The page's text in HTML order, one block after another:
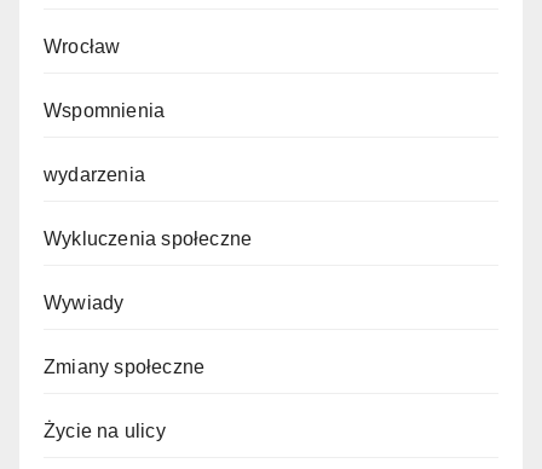
Wrocław
Wspomnienia
wydarzenia
Wykluczenia społeczne
Wywiady
Zmiany społeczne
Życie na ulicy